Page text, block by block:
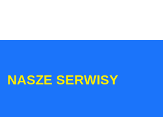
NASZE SERWISY